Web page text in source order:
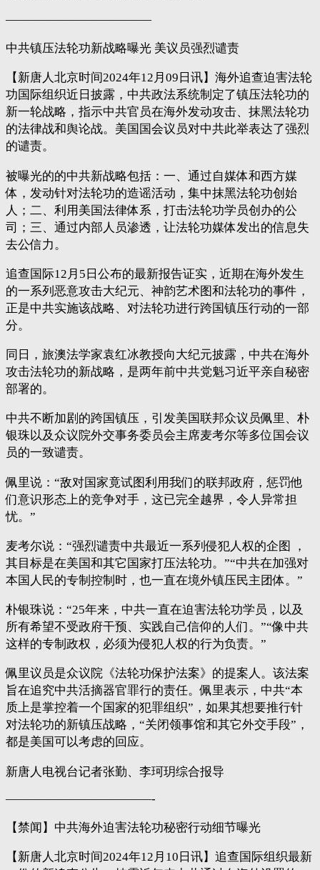
————————————
中共镇压法轮功新战略曝光 美议员强烈谴责
【新唐人北京时间2024年12月09日讯】海外追查迫害法轮
功国际组织近日披露，中共政法系统制定了镇压法轮功的
新一轮战略，指示中共官员在海外发动攻击、抹黑法轮功
的法律战和舆论战。美国国会议员对中共此举表达了强烈
的谴责。
被曝光的的中共新战略包括：一、通过自媒体和西方媒
体，发动针对法轮功的造谣活动，集中抹黑法轮功创始
人；二、利用美国法律体系，打击法轮功学员创办的公
司；三、通过内部人员渗透，让法轮功媒体发出的信息失
去公信力。
追查国际12月5日公布的最新报告证实，近期在海外发生
的一系列恶意攻击大纪元、神韵艺术图和法轮功的事件，
正是中共实施该战略、对法轮功进行跨国镇压行动的一部
分。
同日，旅澳法学家袁红冰教授向大纪元披露，中共在海外
攻击法轮功的新战略，是两年前中共党魁习近平亲自秘密
部署的。
中共不断加剧的跨国镇压，引发美国联邦众议员佩里、朴
银珠以及众议院外交事务委员会主席麦考尔等多位国会议
员的一致谴责。
佩里说：“敌对国家竟试图利用我们的联邦政府，惩罚他
们意识形态上的竞争对手，这已完全越界，令人异常担
忧。”
麦考尔说：“强烈谴责中共最近一系列侵犯人权的企图 ，
其目标是在美国和其它国家打压法轮功。”“中共在加强对
本国人民的专制控制时，也一直在境外镇压民主团体。”
朴银珠说：“25年来，中共一直在迫害法轮功学员，以及
所有希望不受政府干预、实践自己信仰的人们。”“像中共
这样的专制政权，必须为侵犯人权的行为负责。”
佩里议员是众议院《法轮功保护法案》的提案人。该法案
旨在追究中共活摘器官罪行的责任。佩里表示，中共“本
质上是掌控着一个国家的犯罪组织”，如果其想要推行针
对法轮功的新镇压战略，“关闭领事馆和其它外交手段”，
都是美国可以考虑的回应。
新唐人电视台记者张勤、李珂玥综合报导
————————————-
【禁闻】中共海外迫害法轮功秘密行动细节曝光
【新唐人北京时间2024年12月10日讯】追查国际组织最新